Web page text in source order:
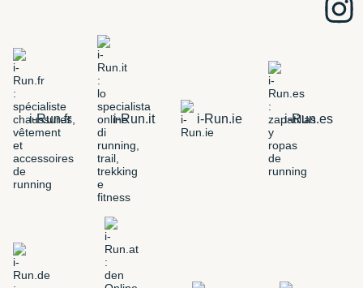
i-Run.fr i-Run.it i-Run.ie i-Run.es